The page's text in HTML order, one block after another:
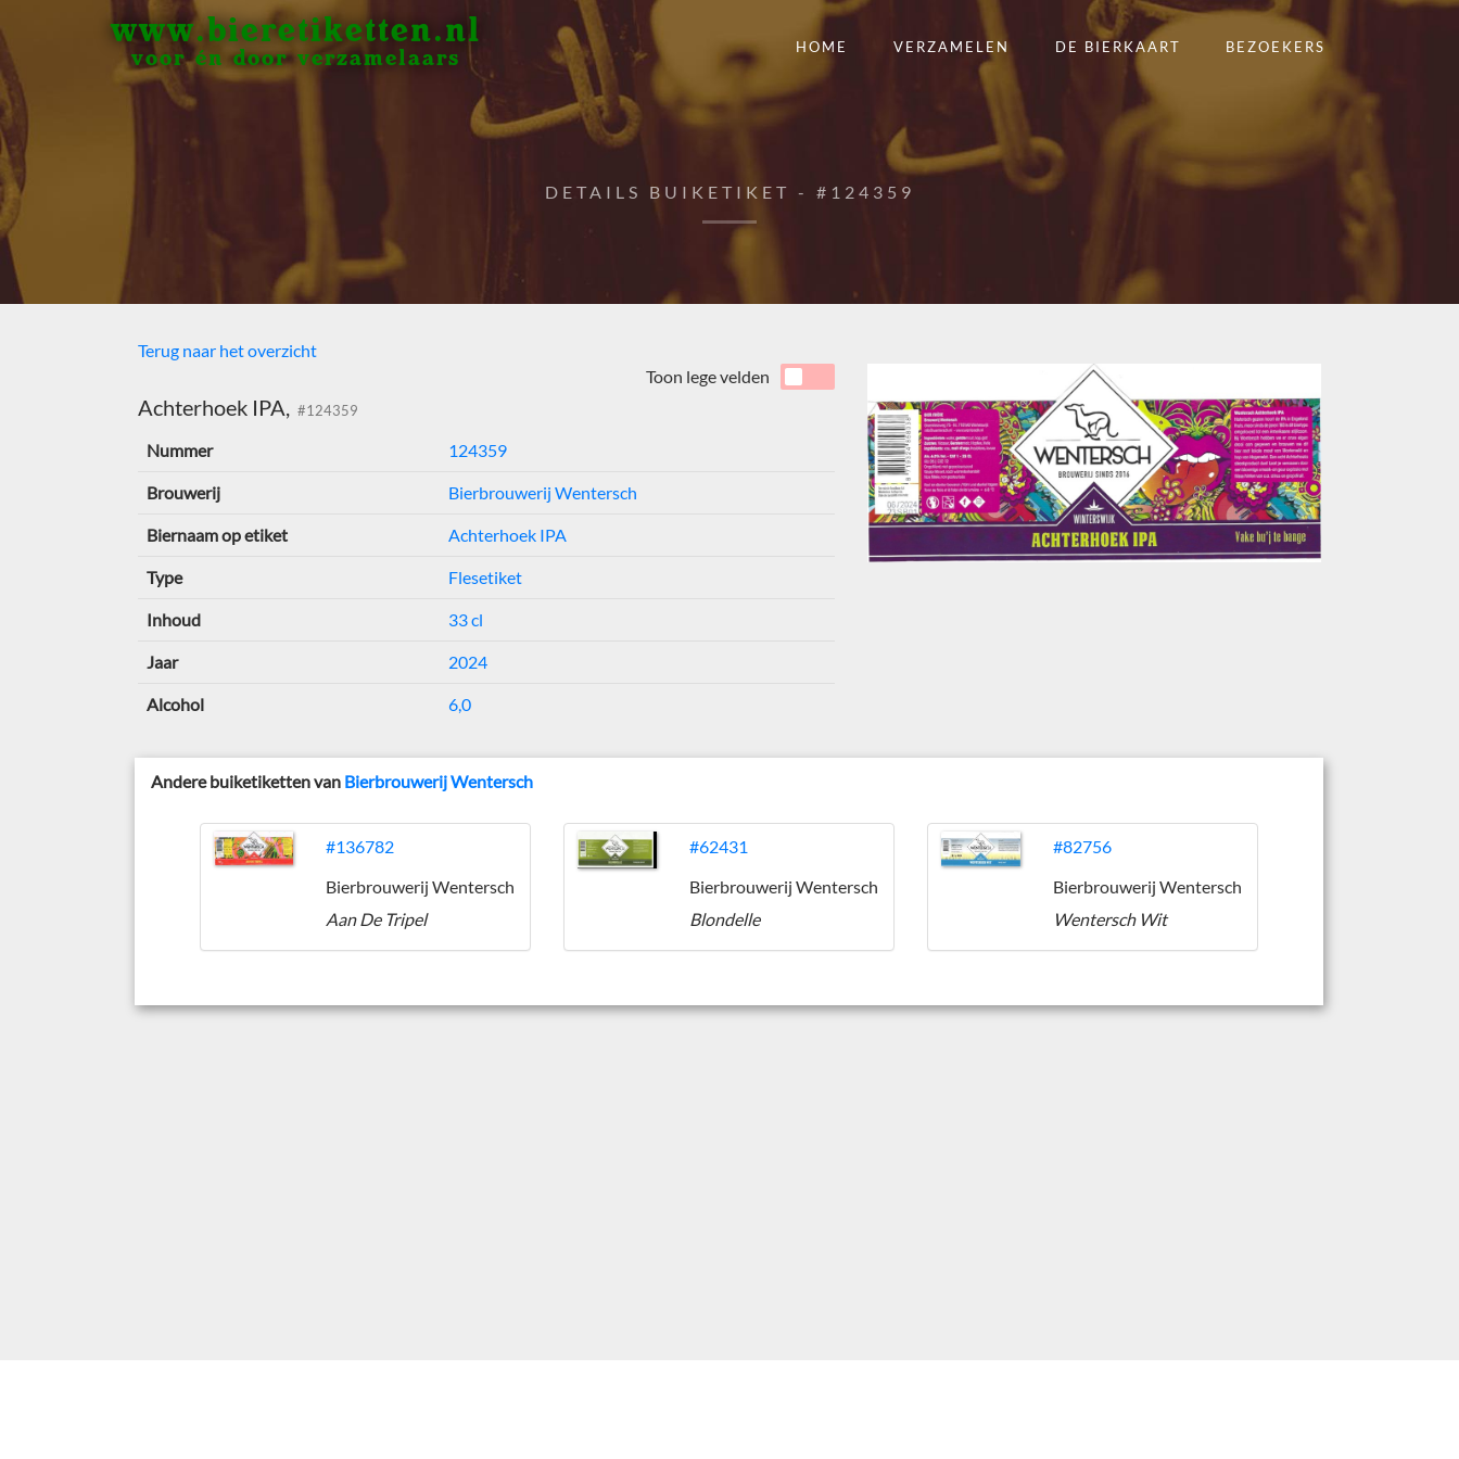
www.bieretiketten.nl
voor én door verzamelaars
HOME VERZAMELEN DE BIERKAART BEZOEKERS
DETAILS BUIKETIKET - #124359
Terug naar het overzicht
Achterhoek IPA, #124359
Toon lege velden
Nummer 124359
Brouwerij Bierbrouwerij Wentersch
Biernaam op etiket Achterhoek IPA
Type Flesetiket
Inhoud 33 cl
Jaar 2024
Alcohol 6,0
Andere buiketiketten van Bierbrouwerij Wentersch
#136782
Bierbrouwerij Wentersch
Aan De Tripel
#62431
Bierbrouwerij Wentersch
Blondelle
#82756
Bierbrouwerij Wentersch
Wentersch Wit